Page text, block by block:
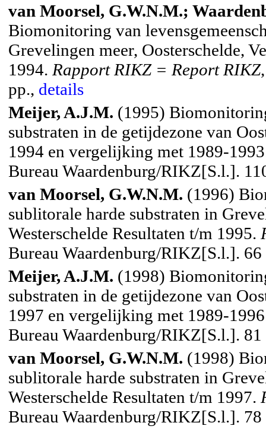
van Moorsel, G.W.N.M.;
Biomonitoring van
Grevelingen meer, Oosterschelde,
1994. Rapport RIKZ = Report RIKZ
pp., details
Meijer, A.J.M. (1995)
substraten in de getijdezone van
1994 en vergelijking met 1989-
Bureau Waardenburg/RIKZ[S.l.].
van Moorsel, G.W.N.M. (1996)
sublitorale harde substraten in
Westerschelde Resultaten t/m 1995.
Bureau Waardenburg/RIKZ[S.l.].
Meijer, A.J.M. (1998)
substraten in de getijdezone van
1997 en vergelijking met 1989-
Bureau Waardenburg/RIKZ[S.l.].
van Moorsel, G.W.N.M. (1998)
sublitorale harde substraten in
Westerschelde Resultaten t/m 1997.
Bureau Waardenburg/RIKZ[S.l.].